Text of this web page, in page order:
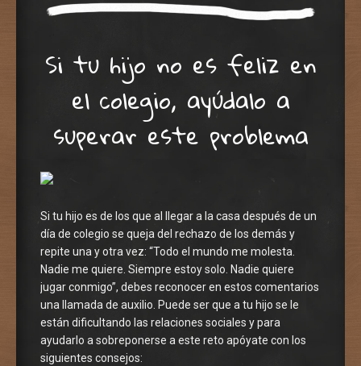
Si tu hijo no es feliz en
el colegio, ayúdalo a
superar este problema
Si tu hijo es de los que al llegar a la casa después de un
día de colegio se queja del rechazo de los demás y
repite una y otra vez: “Todo el mundo me molesta.
Nadie me quiere. Siempre estoy solo. Nadie quiere
jugar conmigo”, debes reconocer en estos comentarios
una llamada de auxilio. Puede ser que a tu hijo se le
están dificultando las relaciones sociales y para
ayudarlo a sobreponerse a este reto apóyate con los
siguientes consejos: